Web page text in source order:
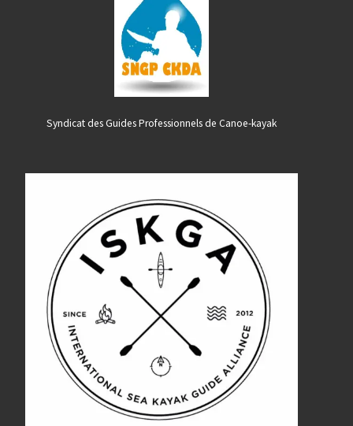
Syndicat des Guides Professionnels de Canoe-kayak